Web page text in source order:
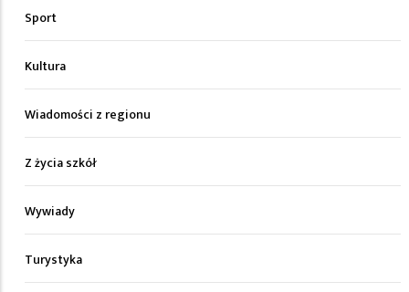
Sport
Kultura
Wiadomości z regionu
Z życia szkół
Wywiady
Turystyka